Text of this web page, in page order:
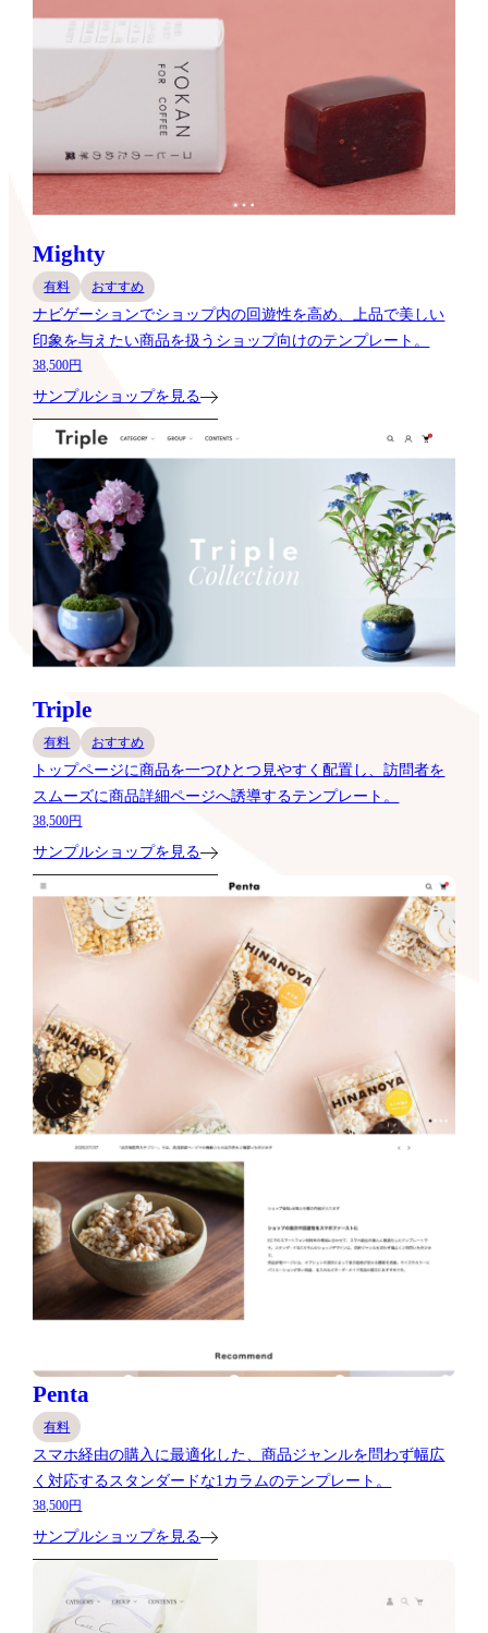
Mighty
有料 おすすめ
ナビゲーションでショップ内の回遊性を高め、上品で美しい
印象を与えたい商品を扱うショップ向けのテンプレート。
38,500円
サンプルショップを見る
Triple
有料 おすすめ
トップページに商品を一つひとつ見やすく配置し、訪問者を
スムーズに商品詳細ページへ誘導するテンプレート。
38,500円
サンプルショップを見る
Penta
有料
スマホ経由の購入に最適化した、商品ジャンルを問わず幅広
く対応するスタンダードな1カラムのテンプレート。
38,500円
サンプルショップを見る